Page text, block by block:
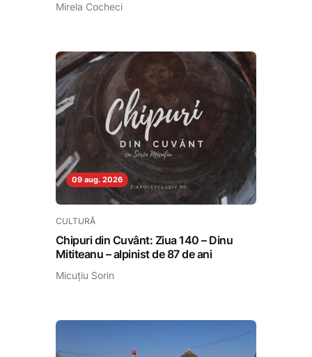
Mirela Cocheci
09 aug. 2026
CULTURĂ
Chipuri din Cuvânt: Ziua 140 – Dinu
Mititeanu – alpinist de 87 de ani
Micuțiu Sorin